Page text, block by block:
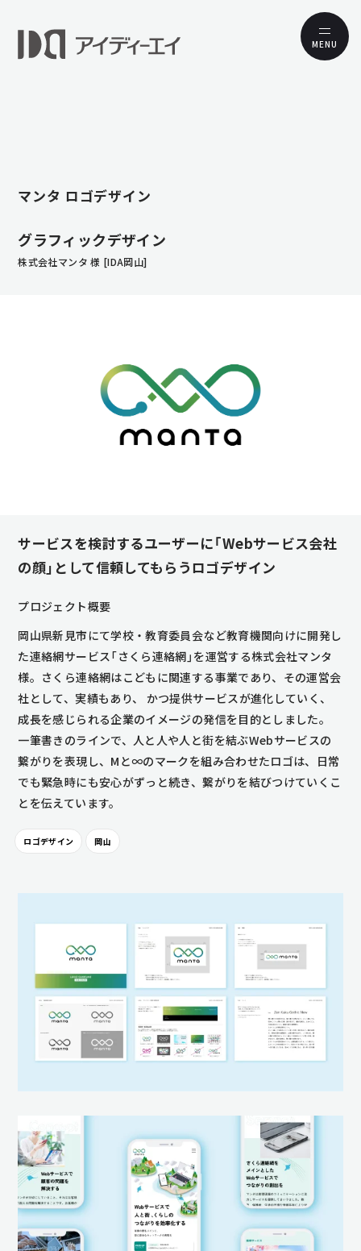
MENU
マンタ ロゴデザイン
グラフィックデザイン
株式会社マンタ 様 [IDA岡山]
サービスを検討するユーザーに「Webサービス会社
の顔」として信頼してもらうロゴデザイン
プロジェクト概要
岡山県新見市にて学校・教育委員会など教育機関向けに開発し
た連絡網サービス「さくら連絡網」を運営する株式会社マンタ
様。さくら連絡網はこどもに関連する事業であり、その運営会
社として、実績もあり、 かつ提供サービスが進化していく、
成長を感じられる企業のイメージの発信を目的としました。
一筆書きのラインで、人と人や人と街を結ぶWebサービスの
繋がりを表現し、Mと∞のマークを組み合わせたロゴは、日常
でも緊急時にも安心がずっと続き、繋がりを結びつけていくこ
とを伝えています。
ロゴデザイン 岡山